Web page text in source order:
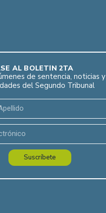
AL BOLETÍN 2TA
de sentencia, noticias y
del Segundo Tribunal
Suscríbete